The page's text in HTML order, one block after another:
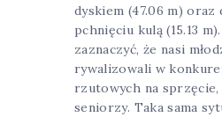
dyskiem (47.06 m) oraz
pchnięciu kulą (15.13
zaznaczyć, że nasi
rywalizowali w
rzutowych na sprzęcie,
seniorzy. Taka sama